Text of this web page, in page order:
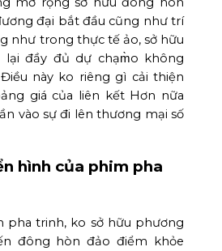
đại bắt đầu cũng như trí
như trong thực tế ảo, sở hữu
lại đầy đủ dự chạm̀o không
này ko riêng gì cải thiện
giá của liên kết Hơn nữa
vào sự đi lên thương mại số
hình của phim pha
pha trinh, ko sở hữu phương
đông hòn đảo điểm khỏe